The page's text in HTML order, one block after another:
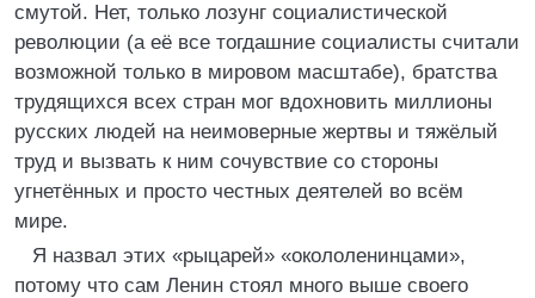
смутой. Нет, только лозунг социалистической
революции (а её все тогдашние социалисты считали
возможной только в мировом масштабе), братства
трудящихся всех стран мог вдохновить миллионы
русских людей на неимоверные жертвы и тяжёлый
труд и вызвать к ним сочувствие со стороны
угнетённых и просто честных деятелей во всём
мире.
Я назвал этих «рыцарей» «окололенинцами»,
потому что сам Ленин стоял много выше своего